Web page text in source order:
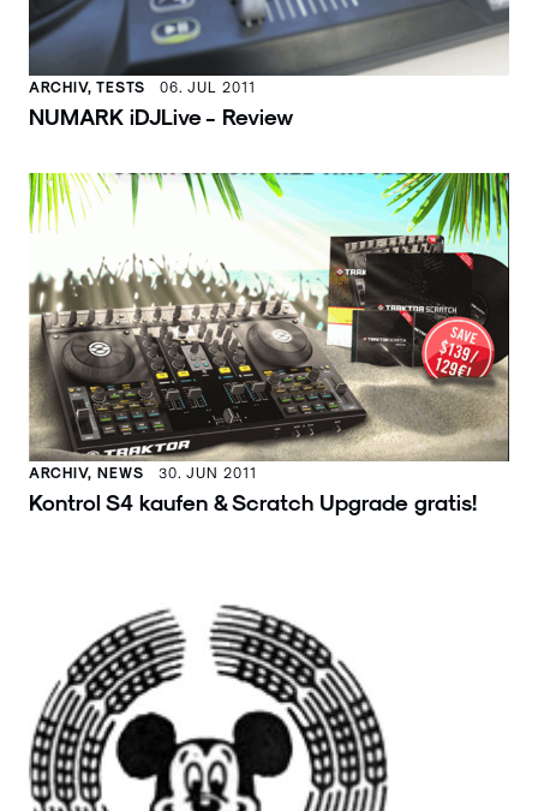
ARCHIV, TESTS 06. JUL 2011
NUMARK iDJLive - Review
ARCHIV, NEWS 30. JUN 2011
Kontrol S4 kaufen & Scratch Upgrade gratis!